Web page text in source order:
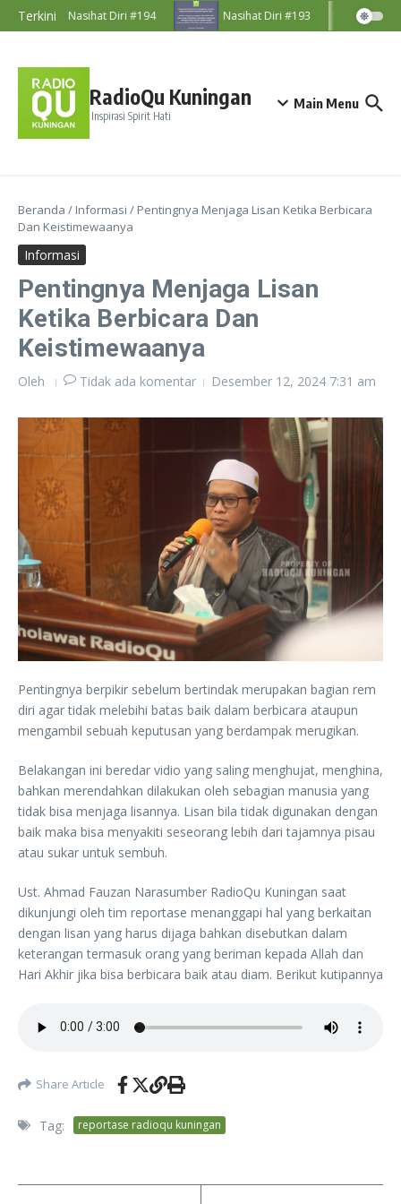
Lewati ke konten
Terkini Nasihat Diri #194 Nasihat Diri #193
RadioQu Kuningan
Inspirasi Spirit Hati
Main Menu
Beranda / Informasi / Pentingnya Menjaga Lisan Ketika Berbicara
Dan Keistimewaanya
Informasi
Pentingnya Menjaga Lisan
Ketika Berbicara Dan
Keistimewaanya
Oleh Tidak ada komentar Desember 12, 2024 7:31 am
Pentingnya berpikir sebelum bertindak merupakan bagian rem
diri agar tidak melebihi batas baik dalam berbicara ataupun
mengambil sebuah keputusan yang berdampak merugikan.
Belakangan ini beredar vidio yang saling menghujat, menghina,
bahkan merendahkan dilakukan oleh sebagian manusia yang
tidak bisa menjaga lisannya. Lisan bila tidak digunakan dengan
baik maka bisa menyakiti seseorang lebih dari tajamnya pisau
atau sukar untuk sembuh.
Ust. Ahmad Fauzan Narasumber RadioQu Kuningan saat
dikunjungi oleh tim reportase menanggapi hal yang berkaitan
dengan lisan yang harus dijaga bahkan disebutkan dalam
keterangan termasuk orang yang beriman kepada Allah dan
Hari Akhir jika bisa berbicara baik atau diam. Berikut kutipannya
Share Article
Tag: reportase radioqu kuningan